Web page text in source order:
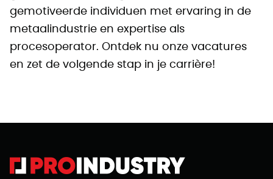
gemotiveerde individuen met ervaring in de
metaalindustrie en expertise als
procesoperator. Ontdek nu onze vacatures
en zet de volgende stap in je carrière!